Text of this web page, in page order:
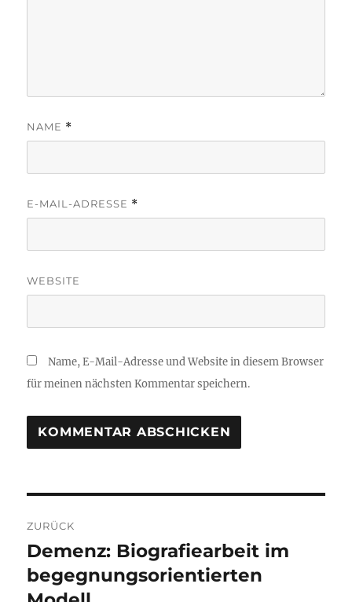
NAME *
E-MAIL-ADRESSE *
WEBSITE
Name, E-Mail-Adresse und Website in diesem Browser
für meinen nächsten Kommentar speichern.
ZURÜCK
Vorheriger
Beitrag:
Demenz: Biografiearbeit im
begegnungsorientierten